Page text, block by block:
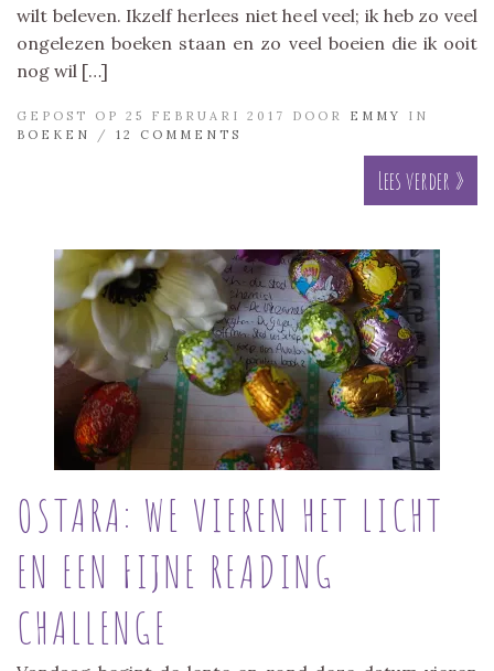
wilt beleven. Ikzelf herlees niet heel veel; ik heb zo veel
ongelezen boeken staan en zo veel boeien die ik ooit
nog wil […]
GEPOST OP 25 FEBRUARI 2017 DOOR EMMY
IN
BOEKEN
/ 12 COMMENTS
Lees verder »
OSTARA: WE VIEREN HET LICHT
EN EEN FIJNE READING
CHALLENGE